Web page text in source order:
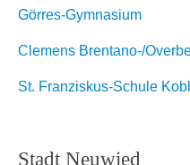
Görres-Gymnasium
Clemens Brentano-/
St. Franziskus-Schule
Stadt Neuwied